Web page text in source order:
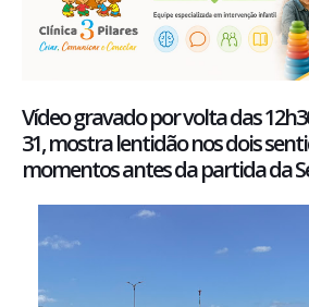
Vídeo gravado por volta das
31, mostra lentidão nos dois
momentos antes da partida da